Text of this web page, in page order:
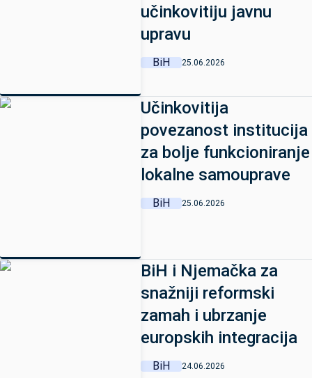
učinkovitiju javnu
upravu
BiH 25.06.2026
Učinkovitija
povezanost institucija
za bolje funkcioniranje
lokalne samouprave
BiH 25.06.2026
BiH i Njemačka za
snažniji reformski
zamah i ubrzanje
europskih integracija
BiH 24.06.2026